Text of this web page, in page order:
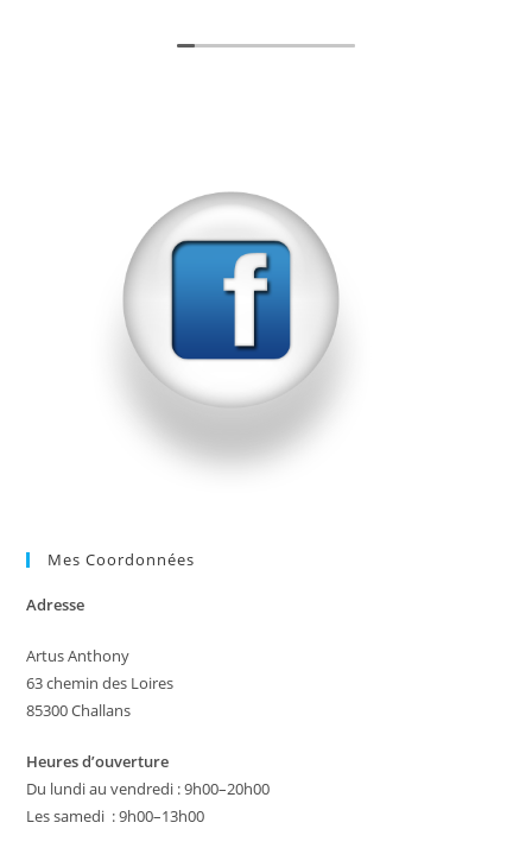
changé de croquette, il n'est plus en colère !
Merci à vous Monsieur ARTUS
Mes Coordonnées
Adresse
Artus Anthony
63 chemin des Loires
85300 Challans
Heures d’ouverture
Du lundi au vendredi : 9h00–20h00
Les samedi : 9h00–13h00